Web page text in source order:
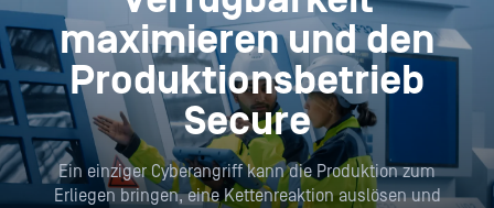
maximieren und den
Produktionsbetrieb
Secure
Ein einziger Cyberangriff kann die Produktion zum
Erliegen bringen, eine Kettenreaktion auslösen und